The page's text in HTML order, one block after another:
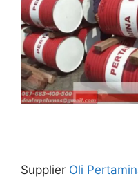
Supplier Oli